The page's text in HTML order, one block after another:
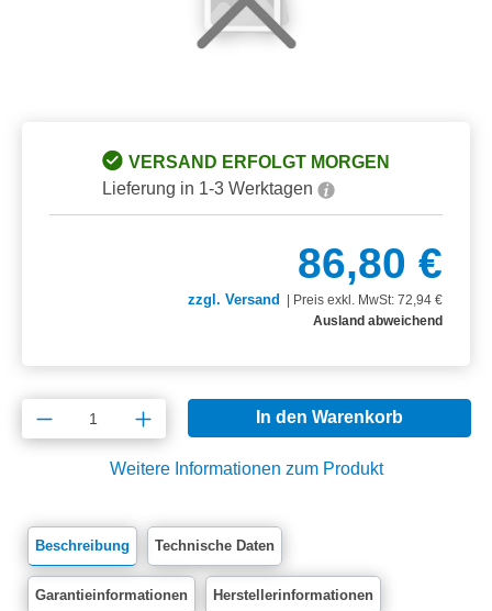
VERSAND ERFOLGT MORGEN
Lieferung in 1-3 Werktagen
86,80 €
zzgl. Versand
Preis exkl. MwSt: 72,94 €
Ausland abweichend
Produkt Anzahl: Gib den gewünschten
In den Warenkorb
Weitere Informationen zum Produkt
Beschreibung Technische Daten
Garantieinformationen Herstellerinformationen